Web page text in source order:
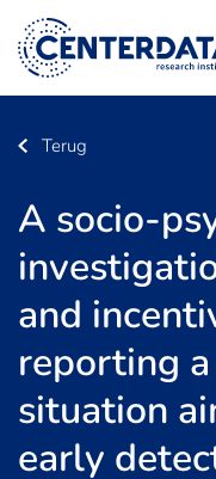
Terug
A socio-
and
reporting
situation
early